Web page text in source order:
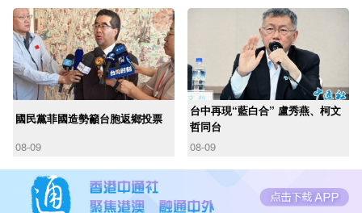
國民黨菲國造勢籲台胞返鄉投票
08-09
台中再現“藍白合” 盧秀燕、柯文
哲同台
08-09